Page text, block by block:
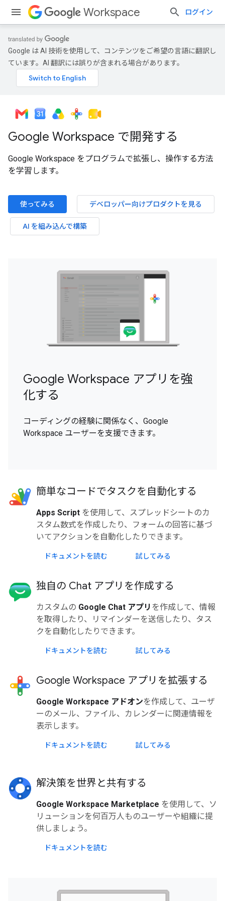
Workspace ログイン
Google は AI 技術を使用して、コンテンツをご希望の言語に翻訳し
ています。AI 翻訳には誤りが含まれる場合があります。
Google Workspace で開発する
Google Workspace をプログラムで拡張し、操作する方法
を学習します。
使ってみる デベロッパー向けプロダクトを見る
AI を組み込んで構築
Google Workspace アプリを強
化する
コーディングの経験に関係なく、Google
Workspace ユーザーを支援できます。
簡単なコードでタスクを自動化する
Apps Script を使用して、スプレッドシートのカ
スタム数式を作成したり、フォームの回答に基づ
いてアクションを自動化したりできます。
ドキュメントを読む 試してみる
独自の Chat アプリを作成する
カスタムの Google Chat アプリ を作成して、情報
を取得したり、リマインダーを送信したり、タス
クを自動化したりできます。
ドキュメントを読む 試してみる
Google Workspace アプリを拡張する
Google Workspace アドオンを作成して、ユーザ
ーのメール、ファイル、カレンダーに関連情報を
表示します。
ドキュメントを読む 試してみる
解決策を世界と共有する
Google Workspace Marketplace を使用して、ソ
リューションを何百万人ものユーザーや組織に提
供しましょう。
ドキュメントを読む